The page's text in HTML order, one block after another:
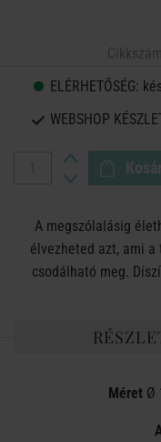
ELÉRHETŐSÉG:
WEBSHOP
A megszólalásig
élvezheted azt, ami
csodálható meg.
Méret Ø